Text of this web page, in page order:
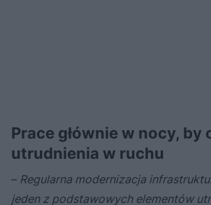
Prace głównie w nocy, by
utrudnienia w ruchu
– Regularna modernizacja
jeden z podstawowych elementów